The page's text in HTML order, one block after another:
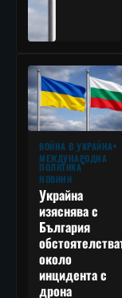
ВОЙНА В УКРАЙНА
МЕЖДУНАРОДНА
ПОЛИТИКА
НОВИНИ
Украйна
изяснява с
България
около
инцидента с
дрона